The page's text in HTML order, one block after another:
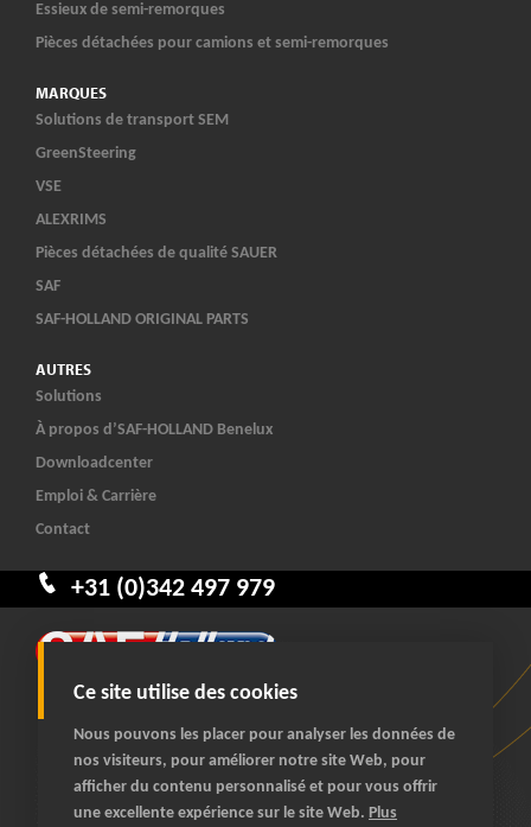
Ce site utilise des cookies
Nous pouvons les placer pour analyser les données de
nos visiteurs, pour améliorer notre site Web, pour
afficher du contenu personnalisé et pour vous offrir
une excellente expérience sur le site Web. Plus
+31 (0)342 497 979
Essieux de semi-remorques
Pièces détachées pour camions et semi-remorques
MARQUES
Solutions de transport SEM
GreenSteering
VSE
ALEXRIMS
Pièces détachées de qualité SAUER
SAF
SAF-HOLLAND ORIGINAL PARTS
AUTRES
Solutions
À propos d’SAF-HOLLAND Benelux
Downloadcenter
Emploi & Carrière
Contact
© 2026 SAF-HOLLAND Benelux
tous droits réservés